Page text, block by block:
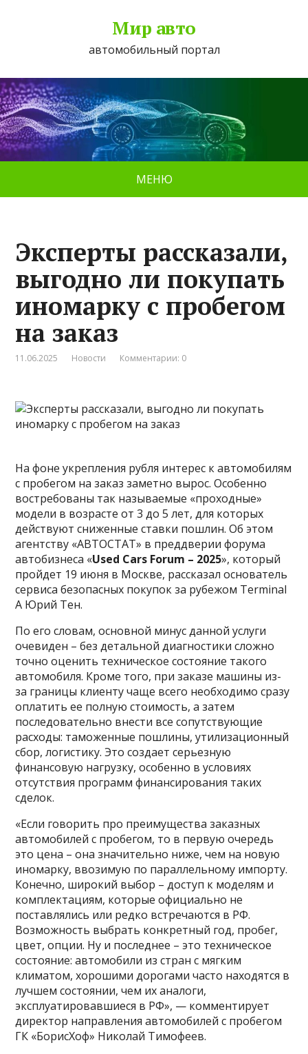
Мир авто
автомобильный портал
МЕНЮ
Эксперты рассказали,
выгодно ли покупать
иномарку с пробегом
на заказ
11.06.2025 Новости Комментарии: 0
На фоне укрепления рубля интерес к автомобилям
с пробегом на заказ заметно вырос. Особенно
востребованы так называемые «проходные»
модели в возрасте от 3 до 5 лет, для которых
действуют сниженные ставки пошлин. Об этом
агентству «АВТОСТАТ» в преддверии форума
автобизнеса «Used Cars Forum – 2025», который
пройдет 19 июня в Москве, рассказал основатель
сервиса безопасных покупок за рубежом Terminal
A Юрий Тен.
По его словам, основной минус данной услуги
очевиден – без детальной диагностики сложно
точно оценить техническое состояние такого
автомобиля. Кроме того, при заказе машины из-
за границы клиенту чаще всего необходимо сразу
оплатить ее полную стоимость, а затем
последовательно внести все сопутствующие
расходы: таможенные пошлины, утилизационный
сбор, логистику. Это создает серьезную
финансовую нагрузку, особенно в условиях
отсутствия программ финансирования таких
сделок.
«Если говорить про преимущества заказных
автомобилей с пробегом, то в первую очередь
это цена – она значительно ниже, чем на новую
иномарку, ввозимую по параллельному импорту.
Конечно, широкий выбор – доступ к моделям и
комплектациям, которые официально не
поставлялись или редко встречаются в РФ.
Возможность выбрать конкретный год, пробег,
цвет, опции. Ну и последнее – это техническое
состояние: автомобили из стран с мягким
климатом, хорошими дорогами часто находятся в
лучшем состоянии, чем их аналоги,
эксплуатировавшиеся в РФ», — комментирует
директор направления автомобилей с пробегом
ГК «БорисХоф» Николай Тимофеев.